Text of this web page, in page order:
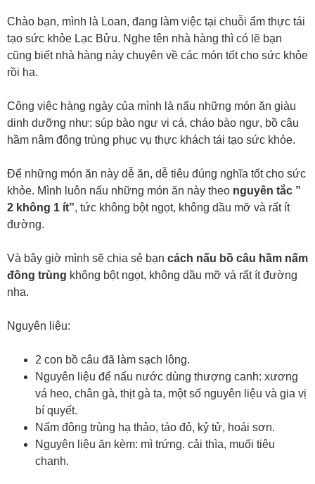
Chào bạn, mình là Loan, đang làm việc tại chuỗi ẩm thực tái
tạo sức khỏe Lạc Bửu. Nghe tên nhà hàng thì có lẽ bạn
cũng biết nhà hàng này chuyên về các món tốt cho sức khỏe
rồi ha.
Công việc hàng ngày của mình là nấu những món ăn giàu
dinh dưỡng như: súp bào ngư vi cá, cháo bào ngư, bồ câu
hầm nâm đông trùng phục vụ thực khách tái tạo sức khỏe.
Để những món ăn này dễ ăn, dễ tiêu đúng nghĩa tốt cho sức
khỏe. Mình luôn nấu những món ăn này theo nguyên tắc ”
2 không 1 ít”, tức không bột ngọt, không dầu mỡ và rất ít
đường.
Và bây giờ mình sẽ chia sẻ bạn cách nấu bồ câu hầm nấm
đông trùng không bột ngọt, không dầu mỡ và rất ít đường
nha.
Nguyên liệu:
2 con bồ câu đã làm sạch lông.
Nguyên liệu để nấu nước dùng thượng canh: xương
vá heo, chân gà, thịt gà ta, một số nguyên liệu và gia vị
bí quyết.
Nấm đông trùng hạ thảo, táo đỏ, kỷ tử, hoái sơn.
Nguyên liệu ăn kèm: mì trứng. cải thìa, muối tiêu
chanh.